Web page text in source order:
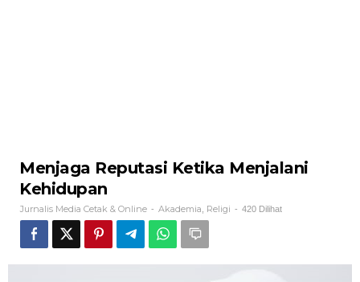
Menjaga Reputasi Ketika Menjalani
Kehidupan
Jurnalis Media Cetak & Online - Akademia Religi - 420 Dilihat